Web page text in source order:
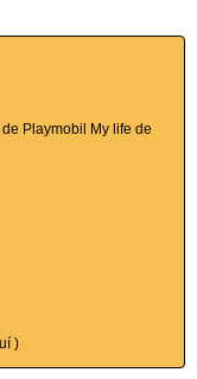
Playmobil My life de
)